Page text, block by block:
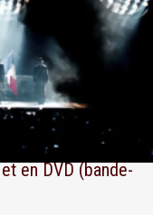
en DVD (bande-